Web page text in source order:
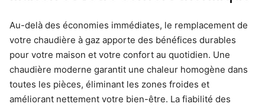
Au-delà des économies immédiates, le remplacement de
votre chaudière à gaz apporte des bénéfices durables
pour votre maison et votre confort au quotidien. Une
chaudière moderne garantit une chaleur homogène dans
toutes les pièces, éliminant les zones froides et
améliorant nettement votre bien-être. La fiabilité des